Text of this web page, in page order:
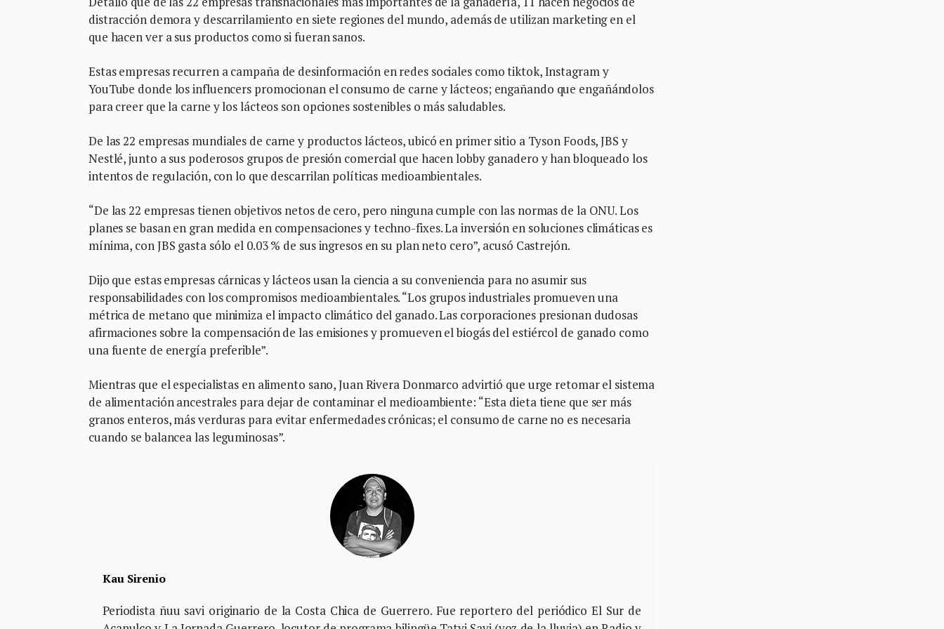
distracción demora y descarrilamiento en siete regiones del mundo, además de utilizan marketing en el
que hacen ver a sus productos como si fueran sanos.
Estas empresas recurren a campaña de desinformación en redes sociales como tiktok, Instagram y
YouTube donde los influencers promocionan el consumo de carne y lácteos; engañando que engañándolos
para creer que la carne y los lácteos son opciones sostenibles o más saludables.
De las 22 empresas mundiales de carne y productos lácteos, ubicó en primer sitio a Tyson Foods, JBS y
Nestlé, junto a sus poderosos grupos de presión comercial que hacen lobby ganadero y han bloqueado los
intentos de regulación, con lo que descarrilan políticas medioambientales.
“De las 22 empresas tienen objetivos netos de cero, pero ninguna cumple con las normas de la ONU. Los
planes se basan en gran medida en compensaciones y techno-fixes. La inversión en soluciones climáticas es
mínima, con JBS gasta sólo el 0.03 % de sus ingresos en su plan neto cero”, acusó Castrejón.
Dijo que estas empresas cárnicas y lácteos usan la ciencia a su conveniencia para no asumir sus
responsabilidades con los compromisos medioambientales. “Los grupos industriales promueven una
métrica de metano que minimiza el impacto climático del ganado. Las corporaciones presionan dudosas
afirmaciones sobre la compensación de las emisiones y promueven el biogás del estiércol de ganado como
una fuente de energía preferible”.
Mientras que el especialistas en alimento sano, Juan Rivera Donmarco advirtió que urge retomar el sistema
de alimentación ancestrales para dejar de contaminar el medioambiente: “Esta dieta tiene que ser más
granos enteros, más verduras para evitar enfermedades crónicas; el consumo de carne no es necesaria
cuando se balancea las leguminosas”.
Kau Sirenio
Periodista ñuu savi originario de la Costa Chica de Guerrero. Fue reportero del periódico El Sur de